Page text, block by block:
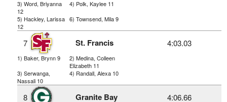
3) Word, Briyanna
12
4) Polk, Kaylee 11
5) Hackley, Larissa
12
6) Townsend, Mila 9
7 St. Francis 4:03.03
1) Baker, Brynn 9
2) Medina, Colleen
Elizabeth 11
3) Serwanga,
Nassali 10
4) Randall, Alexa 10
8 Granite Bay 4:06.66